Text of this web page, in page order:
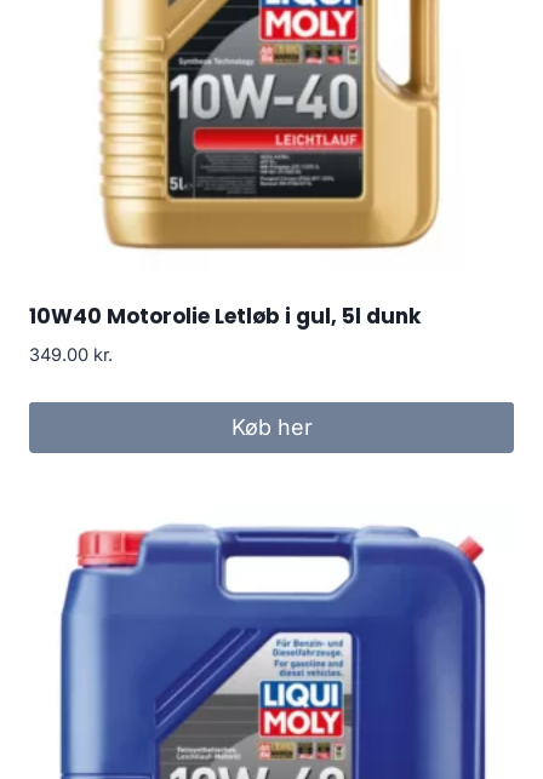
10W40 Motorolie Letløb i gul, 5l dunk
349.00 kr.
Køb her